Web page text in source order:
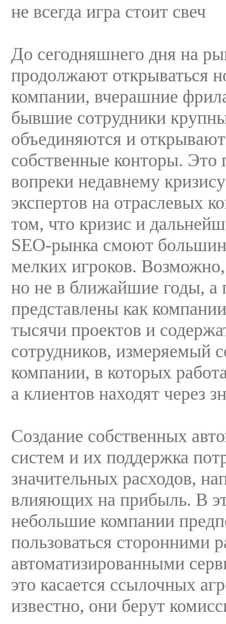
не всегда игра стоит свеч
До сегодняшнего дня на
продолжают открываться
компании, вчерашние
бывшие сотрудники
объединяются и
собственные конторы. Это
вопреки недавнему
экспертов на отраслевых
том, что кризис и
SEO-рынка смоют
мелких игроков.
но не в ближайшие годы, а
представлены как
тысячи проектов и
сотрудников, измеряемый
компании, в которых
а клиентов находят через
Создание собственных
систем и их поддержка
значительных расходов,
влияющих на прибыль. В
небольшие компании
пользоваться сторонними
автоматизированными
это касается ссылочных
известно, они берут